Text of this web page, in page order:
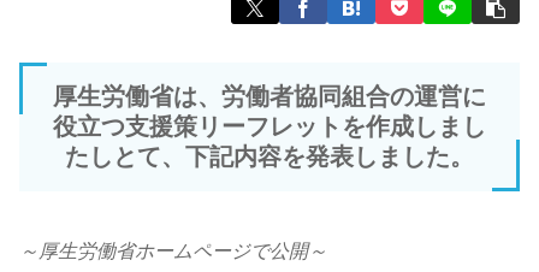
厚生労働省は、労働者協同組合の運営に
役立つ支援策リーフレットを作成しまし
たしとて、下記内容を発表しました。
～厚生労働省ホームページで公開～